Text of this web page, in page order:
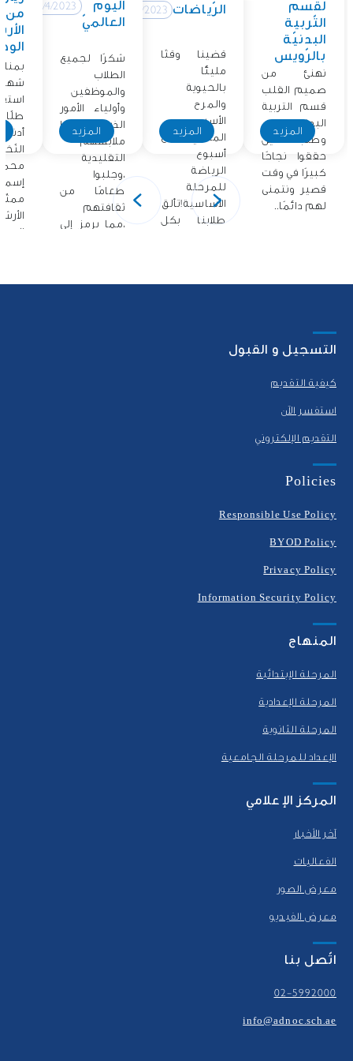
لقسم
التّربية
البدنيّة
بالرّويس
نهنئ من
صميم القلب
قسم التربية
البدنية
وطلابنا الذين
حققوا نجاحًا
كبيرًا في وقت
قصير ونتمنى
لهم دائمًا..
المزيد
الرّياضات 12/4/2023
قضينا وقتًا
مليئًا
بالحيوية
والمرح
الأسبوع
الماضي مع
أسبوع
الرياضة
للمرحلة
الأساسية!تألق
طلابنا بكل
المزيد
اليوم
العالميّ
12/4/2023
شكرًا لجميع
الطلاب
والموظفين
وأولياء الأمور
الذين ارتدوا
ملابسهم
التقليدية
،وجلبوا
طعامًا من
ثقافتهم
،مما يرمز إلى
المزيد
من
شهر
التسجيل و القبول
كيفية التقديم
استفسر الآن
التقديم الإلكتروني
Policies
Responsible Use Policy
BYOD Policy
Privacy Policy
Information Security Policy
المنهاج
المرحلة الإبتدائية
المرحلة الإعدادية
المرحلة الثانوية
الإعداد للمرحلة الجامعية
المركز الإعلامي
آخر الأخبار
الفعاليات
معرض الصور
معرض الفيديو
اتّصل بنا
02-5992000
info@adnoc.sch.ae